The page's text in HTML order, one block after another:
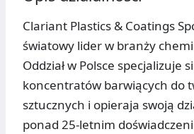
Clariant Plastics & Coatings
światowy lider w branży
Oddział w Polsce specjalizuje
koncentratów barwiących do
sztucznych i opieraja swoją
ponad 25-letnim